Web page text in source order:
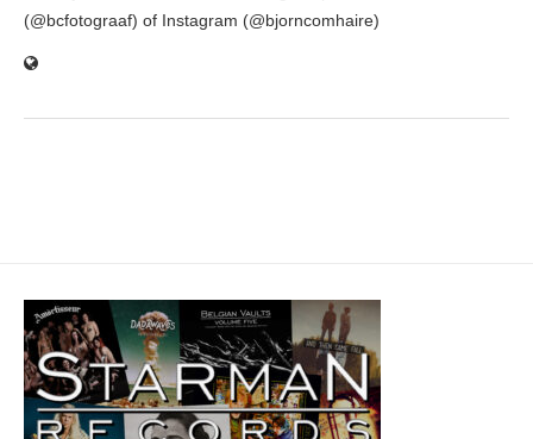
(@bcfotograaf) of Instagram (@bjorncomhaire)